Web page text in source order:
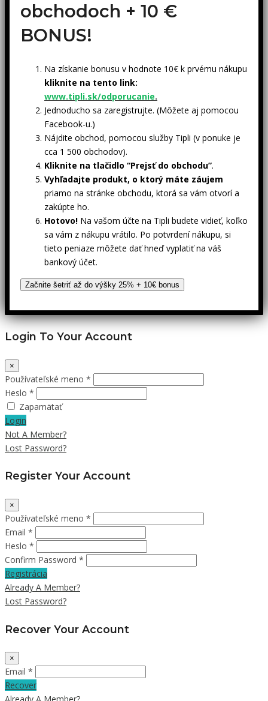
obchodoch + 10 €
BONUS!
Na získanie bonusu v hodnote 10€ k prvému nákupu
kliknite na tento link:
www.tipli.sk/odporucanie.
Jednoducho sa zaregistrujte. (Môžete aj pomocou
Facebook-u.)
Nájdite obchod, pomocou služby Tipli (v ponuke je
cca 1 500 obchodov).
Kliknite na tlačidlo “Prejsť do obchodu”.
Vyhľadajte produkt, o ktorý máte záujem
priamo na stránke obchodu, ktorá sa vám otvorí a
zakúpte ho.
Hotovo! Na vašom účte na Tipli budete vidieť, koľko
sa vám z nákupu vrátilo. Po potvrdení nákupu, si
tieto peniaze môžete dať hneď vyplatiť na váš
bankový účet.
Začnite šetriť až do výšky 25% + 10€ bonus
Login To Your Account
×
Používateľské meno *
Heslo *
Zapamätať
Login
Not A Member?
Lost Password?
Register Your Account
×
Používateľské meno *
Email *
Heslo *
Confirm Password *
Registrácia
Already A Member?
Lost Password?
Recover Your Account
×
Email *
Recover